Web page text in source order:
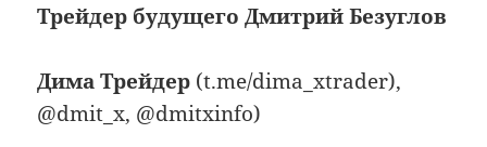
Трейдер будущего Дмитрий Безуглов
Дима Трейдер (t.me/dima_xtrader),
@dmit_x, @dmitxinfo)